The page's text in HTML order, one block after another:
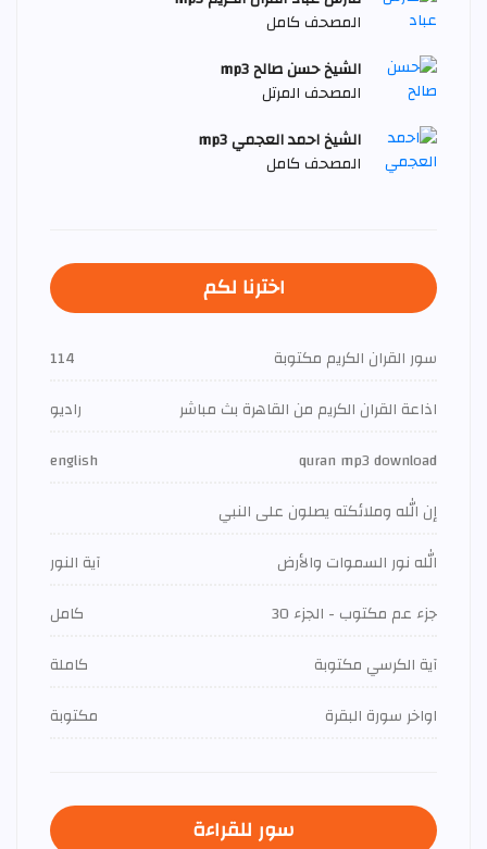
المصحف كامل
الشيخ حسن صالح mp3
المصحف المرتل
الشيخ احمد العجمي mp3
المصحف كامل
اخترنا لكم
سور القران الكريم مكتوبة
114
اذاعة القران الكريم من القاهرة بث مباشر
راديو
quran mp3 download
english
إن الله وملائكته يصلون على النبي
الله نور السموات والأرض
آية النور
جزء عم مكتوب - الجزء 30
كامل
آية الكرسي مكتوبة
كاملة
اواخر سورة البقرة
مكتوبة
سور للقراءة